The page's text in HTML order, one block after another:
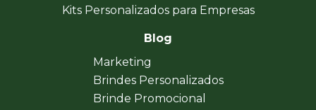
Kits Personalizados para Empresas
Blog
Marketing
Brindes Personalizados
Brinde Promocional